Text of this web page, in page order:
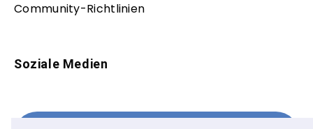
Community-Richtlinien
Soziale Medien